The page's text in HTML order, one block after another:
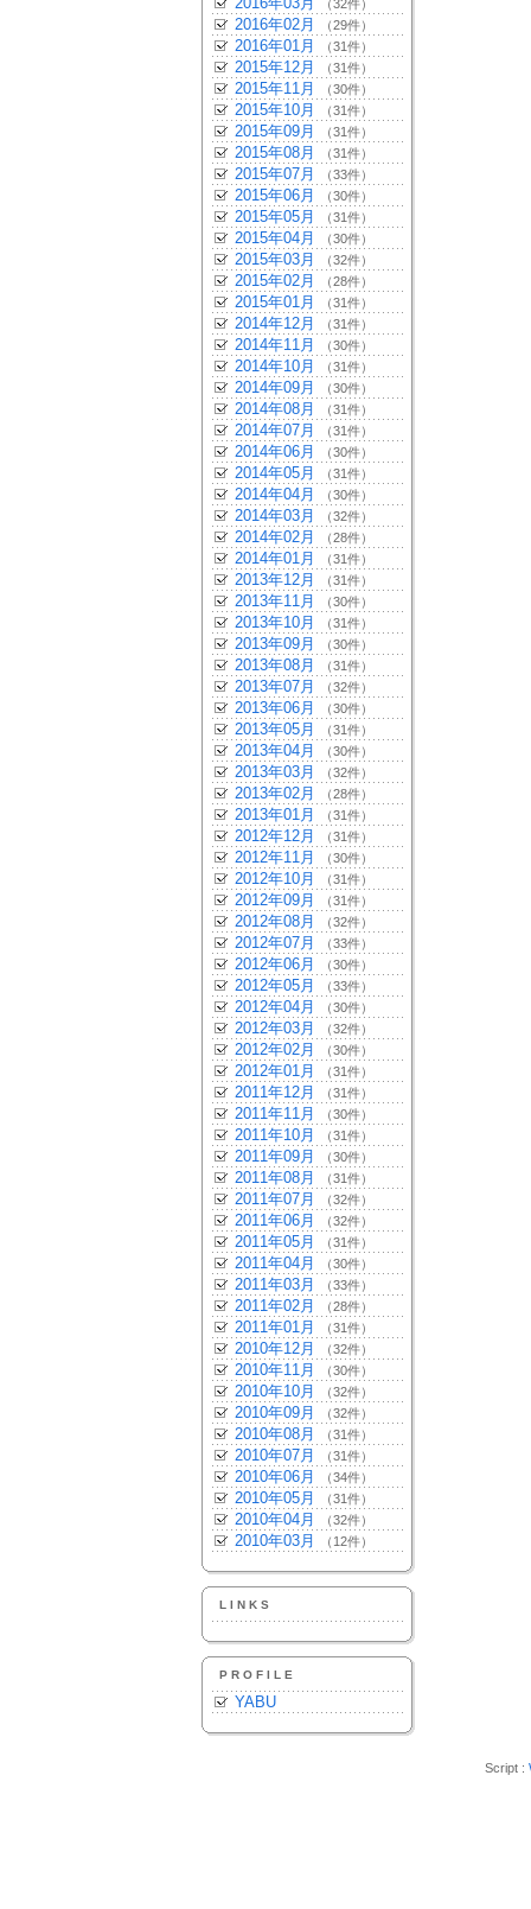
（32件）
2016年02月 （29件）
2016年01月 （31件）
2015年12月 （31件）
2015年11月 （30件）
2015年10月 （31件）
2015年09月 （31件）
2015年08月 （31件）
2015年07月 （33件）
2015年06月 （30件）
2015年05月 （31件）
2015年04月 （30件）
2015年03月 （32件）
2015年02月 （28件）
2015年01月 （31件）
2014年12月 （31件）
2014年11月 （30件）
2014年10月 （31件）
2014年09月 （30件）
2014年08月 （31件）
2014年07月 （31件）
2014年06月 （30件）
2014年05月 （31件）
2014年04月 （30件）
2014年03月 （32件）
2014年02月 （28件）
2014年01月 （31件）
2013年12月 （31件）
2013年11月 （30件）
2013年10月 （31件）
2013年09月 （30件）
2013年08月 （31件）
2013年07月 （32件）
2013年06月 （30件）
2013年05月 （31件）
2013年04月 （30件）
2013年03月 （32件）
2013年02月 （28件）
2013年01月 （31件）
2012年12月 （31件）
2012年11月 （30件）
2012年10月 （31件）
2012年09月 （31件）
2012年08月 （32件）
2012年07月 （33件）
2012年06月 （30件）
2012年05月 （33件）
2012年04月 （30件）
2012年03月 （32件）
2012年02月 （30件）
2012年01月 （31件）
2011年12月 （31件）
2011年11月 （30件）
2011年10月 （31件）
2011年09月 （30件）
2011年08月 （31件）
2011年07月 （32件）
2011年06月 （32件）
2011年05月 （31件）
2011年04月 （30件）
2011年03月 （33件）
2011年02月 （28件）
2011年01月 （31件）
2010年12月 （32件）
2010年11月 （30件）
2010年10月 （32件）
2010年09月 （32件）
2010年08月 （31件）
2010年07月 （31件）
2010年06月 （34件）
2010年05月 （31件）
2010年04月 （32件）
2010年03月 （12件）
LINKS
PROFILE
YABU
Script :